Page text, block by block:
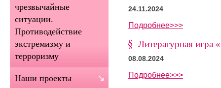
24.11.2024
Подробнее>>>
Литературная игра
08.08.2024
Подробнее>>>
чрезвычайные
ситуации.
Противодействие
экстремизму и
терроризму
Наши проекты